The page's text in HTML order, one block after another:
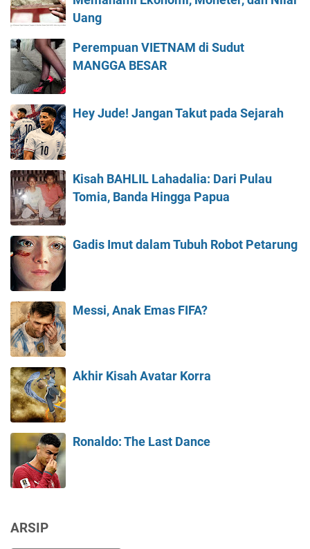
Uang
Perempuan VIETNAM di Sudut
MANGGA BESAR
Hey Jude! Jangan Takut pada Sejarah
Kisah BAHLIL Lahadalia: Dari Pulau
Tomia, Banda Hingga Papua
Gadis Imut dalam Tubuh Robot Petarung
Messi, Anak Emas FIFA?
Akhir Kisah Avatar Korra
Ronaldo: The Last Dance
ARSIP